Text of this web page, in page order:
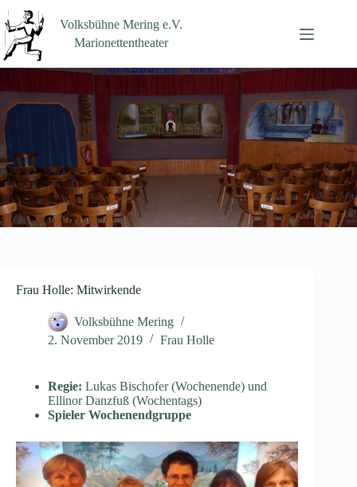
Inhalt
springen
Volksbühne Mering e.V.
Marionettentheater
Frau Holle: Mitwirkende
Volksbühne Mering
2. November 2019
Frau Holle
Regie: Lukas Bischofer (Wochenende) und
Ellinor Danzfuß (Wochentags)
Spieler Wochenendgruppe